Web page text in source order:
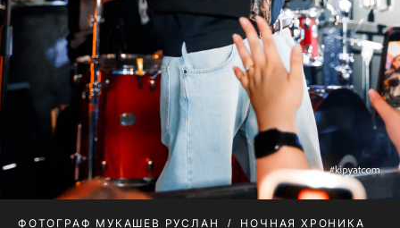
ФОТОГРАФ МУКАШЕВ РУСЛАН НОЧНАЯ ХРОНИКА